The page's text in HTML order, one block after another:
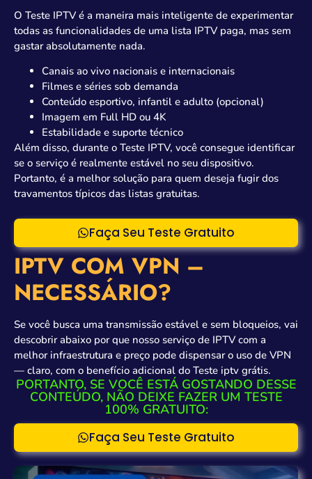
O Teste IPTV é a maneira mais inteligente de experimentar
todas as funcionalidades de uma lista IPTV paga, mas sem
gastar absolutamente nada.
Canais ao vivo nacionais e internacionais
Filmes e séries sob demanda
Conteúdo esportivo, infantil e adulto (opcional)
Imagem em Full HD ou 4K
Estabilidade e suporte técnico
Além disso, durante o Teste IPTV, você consegue identificar
se o serviço é realmente estável no seu dispositivo.
Portanto, é a melhor solução para quem deseja fugir dos
travamentos típicos das listas gratuitas.
Faça Seu Teste Gratuito
IPTV COM VPN –
NECESSÁRIO?
Se você busca uma transmissão estável e sem bloqueios, vai
descobrir abaixo por que nosso serviço de IPTV com a
melhor infraestrutura e preço pode dispensar o uso de VPN
— claro, com o benefício adicional do Teste iptv grátis.
PORTANTO, SE VOCÊ ESTÁ GOSTANDO DESSE
CONTEÚDO, NÃO DEIXE FAZER UM TESTE
100% GRATUITO:
Faça Seu Teste Gratuito